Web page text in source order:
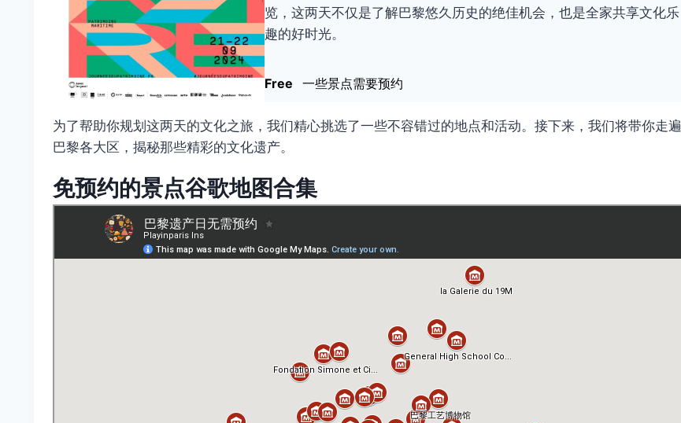
览，这两天不仅是了解巴黎悠久历史的绝佳机会，也是全家共享文化乐
趣的好时光。
Free 一些景点需要预约
为了帮助你规划这两天的文化之旅，我们精心挑选了一些不容错过的地点和活动。接下来，我们将带你走遍
巴黎各大区，揭秘那些精彩的文化遗产。
免预约的景点谷歌地图合集